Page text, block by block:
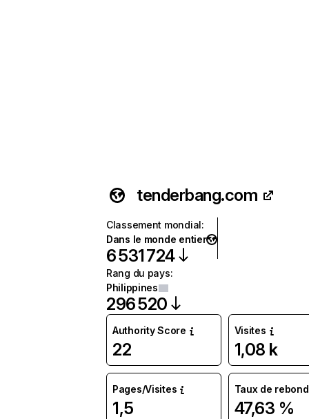
tenderbang.com
Classement mondial:
Dans le monde entier
6 531 724
Rang du pays:
Philippines
296 520
Authority Score
22
Visites
1,08 k
Pages/Visites
1,5
Taux de rebond
47,63 %